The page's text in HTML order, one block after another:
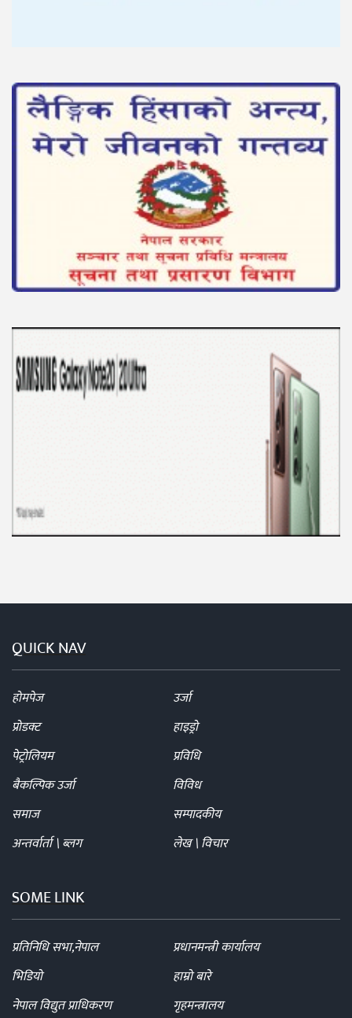
QUICK NAV
होमपेज
उर्जा
प्रोडक्ट
हाइड्रो
पेट्रोलियम
प्रविधि
बैकल्पिक उर्जा
विविध
समाज
सम्पादकीय
अन्तर्वार्ता \ ब्लग
लेख \ विचार
SOME LINK
प्रतिनिधि सभा,नेपाल
प्रधानमन्त्री कार्यालय
भिडियो
हाम्रो बारे
नेपाल विद्युत प्राधिकरण
गृहमन्त्रालय